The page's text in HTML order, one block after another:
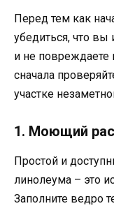
Перед тем как
убедиться, что вы
и не повреждаете
сначала
участке
1. Моющий
Простой и
линолеума – это
Заполните ведро